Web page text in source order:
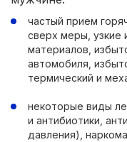
частый прием
сверх меры, узкие
материалов,
автомобиля,
термический и
некоторые виды
и антибиотики,
давления),